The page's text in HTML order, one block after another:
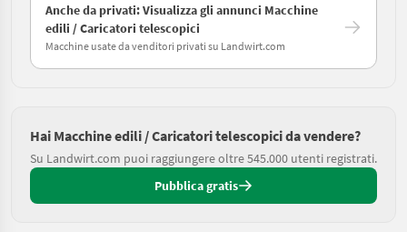
Anche da privati: Visualizza gli annunci Macchine
edili / Caricatori telescopici
Macchine usate da venditori privati su Landwirt.com
Hai Macchine edili / Caricatori telescopici da vendere?
Su Landwirt.com puoi raggiungere oltre 545.000 utenti registrati.
Pubblica gratis